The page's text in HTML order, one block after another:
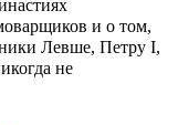
и о том,
Левше, Петру I,
не